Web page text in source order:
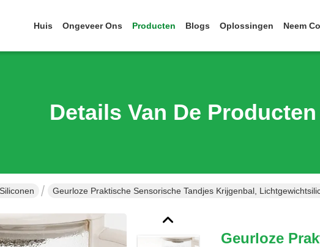
Huis Ongeveer Ons Producten Blogs Oplossingen Neem
Details Van De Producten
Geurloze Praktische Sensorische Tandjes Krijgenbal,
Geurloze